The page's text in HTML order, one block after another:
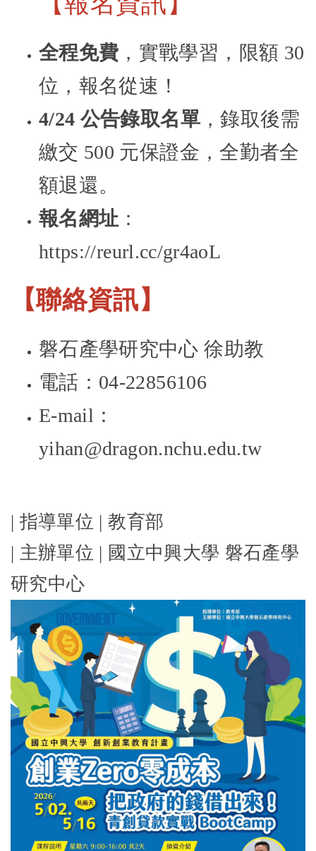
全程免費 ，實戰學習，限額 30
位，報名從速！
4/24 公告錄取名單，錄取後需
繳交 500 元保證金，全勤者全
額退還。
報名網址 ：
https://reurl.cc/gr4aoL
【聯絡資訊】
磐石產學研究中心 徐助教
電話：04-22856106
E-mail：
yihan@dragon.nchu.edu.tw
| 指導單位 | 教育部
| 主辦單位 | 國立中興大學 磐石產學
研究中心